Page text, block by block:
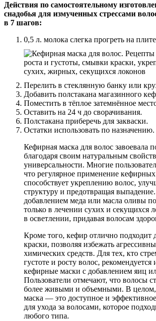
Действия по самостоятельному
снадобья для измученных стрессами
в 7 шагов:
0,5 л. молока слегка прогреть на
Перелить в стеклянную банку или
Добавить полстакана магазинного
Поместить в тёплое затемнённое
Оставить на 24 ч до сворачивания.
Полстакана приберечь для закваски.
Остатки использовать по назначению.
Кефирная маска для волос завоевала
благодаря своим натуральным
универсальности. Многие
что регулярное применение
способствует укреплению волос,
структуру и предотвращая
добавлением меда или масла оливы
только в лечении сухих и секущихся
в осветлении, придавая волосам
Кроме того, кефир отлично подходит
краски, позволяя избежать
химических средств. Для тех, кто
густоте и росту волос, рекомендуется
кефирные маски с добавлением яиц
Пользователи отмечают, что волосы
более живыми и объемными. В
маска — это доступное и
для ухода за волосами, которое
любого типа.